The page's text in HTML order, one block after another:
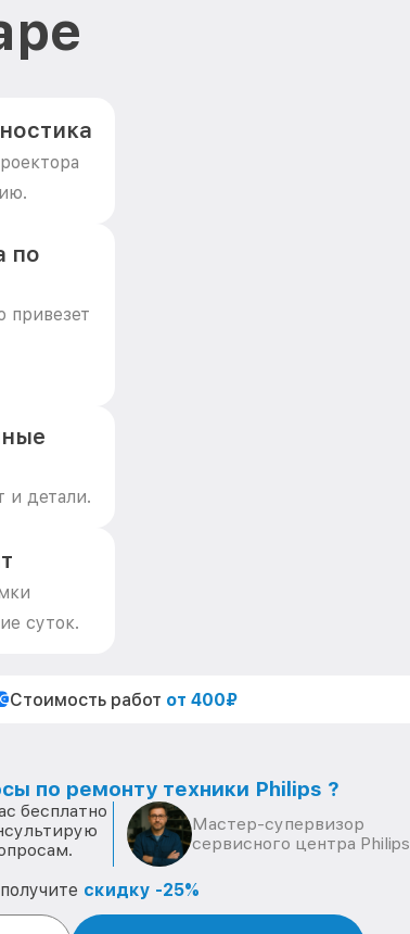
по
привезет
и детали.
суток.
Стоимость работ от 400₽
по ремонту техники Philips ?
бесплатно
Мастер-супервизор
сервисного центра Philips
скидку -25%